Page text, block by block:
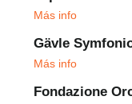
Más info
Gävle
Más info
Fondazione